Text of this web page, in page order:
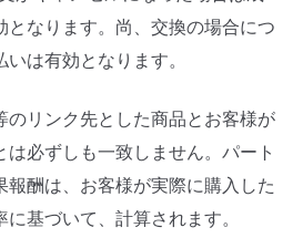
となります。尚、交換の場合につ
は有効となります。
のリンク先とした商品とお客様が
必ずしも一致しません。パート
報酬は、お客様が実際に購入した
基づいて、計算されます。